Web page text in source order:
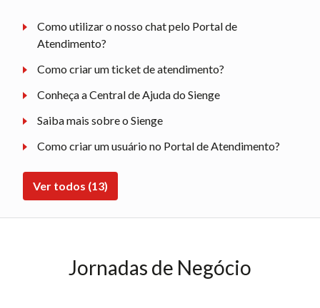
Como utilizar o nosso chat pelo Portal de
Atendimento?
Como criar um ticket de atendimento?
Conheça a Central de Ajuda do Sienge
Saiba mais sobre o Sienge
Como criar um usuário no Portal de Atendimento?
Ver todos (13)
Jornadas de Negócio